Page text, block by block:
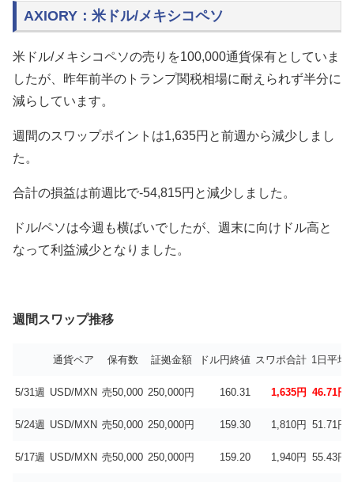
AXIORY：米ドル/メキシコペソ
米ドル/メキシコペソの売りを100,000通貨保有としていま
したが、昨年前半のトランプ関税相場に耐えられず半分に
減らしています。
週間のスワップポイントは1,635円と前週から減少しまし
た。
合計の損益は前週比で-54,815円と減少しました。
ドル/ペソは今週も横ばいでしたが、週末に向けドル高と
なって利益減少となりました。
週間スワップ推移
通貨ペア 保有数 証拠金額 ドル円終値 スワポ合計 1日平均
5/31週 USD/MXN 売50,000 250,000円 160.31 1,635円 46.71円
5/24週 USD/MXN 売50,000 250,000円 159.30 1,810円 51.71円
5/17週 USD/MXN 売50,000 250,000円 159.20 1,940円 55.43円